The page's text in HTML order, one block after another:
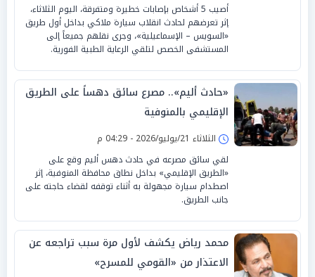
أصيب 5 أشخاص بإصابات خطيرة ومتفرقة، اليوم الثلاثاء،
إثر تعرضهم لحادث انقلاب سيارة ملاكي بداخل أول طريق
«السويس – الإسماعيلية»، وجرى نقلهم جميعاً إلى
المستشفى الخصص لتلقي الرعاية الطبية الفورية.
«حادث أليم».. مصرع سائق دهساً على الطريق
الإقليمي بالمنوفية
الثلاثاء 21/يوليو/2026 - 04:29 م
لقي سائق مصرعه في حادث دهس أليم وقع على
«الطريق الإقليمي» بداخل نطاق محافظة المنوفية، إثر
اصطدام سيارة مجهولة به أثناء توقفه لقضاء حاجته على
جانب الطريق.
محمد رياض يكشف لأول مرة سبب تراجعه عن
الاعتذار من «القومي للمسرح»